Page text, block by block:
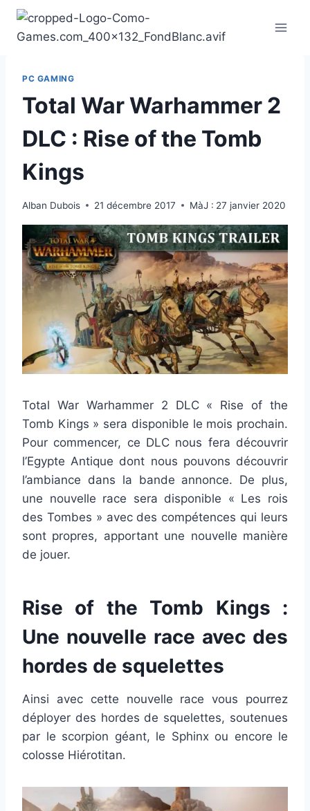
Aller
contenu
PC GAMING
Total War Warhammer 2
DLC : Rise of the Tomb
Kings
Alban Dubois 21 décembre 2017 MàJ : 27 janvier 2020
Total War Warhammer 2 DLC « Rise of the
Tomb Kings » sera disponible le mois prochain.
Pour commencer, ce DLC nous fera découvrir
l’Egypte Antique dont nous pouvons découvrir
l’ambiance dans la bande annonce. De plus,
une nouvelle race sera disponible « Les rois
des Tombes » avec des compétences qui leurs
sont propres, apportant une nouvelle manière
de jouer.
Rise of the Tomb Kings :
Une nouvelle race avec des
hordes de squelettes
Ainsi avec cette nouvelle race vous pourrez
déployer des hordes de squelettes, soutenues
par le scorpion géant, le Sphinx ou encore le
colosse Hiérotitan.